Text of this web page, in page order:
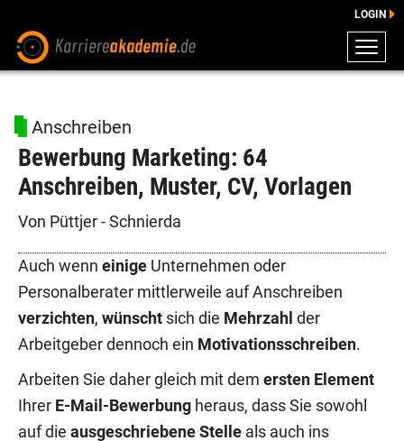
ENGLISCHE DOWNLOADS
E-LEARNING
FAQ
BERATUNG
LOGIN
Anschreiben
Bewerbung Marketing: 64
Anschreiben, Muster, CV, Vorlagen
Von Püttjer - Schnierda
Auch wenn einige Unternehmen oder
Personalberater mittlerweile auf Anschreiben
verzichten, wünscht sich die Mehrzahl der
Arbeitgeber dennoch ein Motivationsschreiben.
Arbeiten Sie daher gleich mit dem ersten Element
Ihrer E-Mail-Bewerbung heraus, dass Sie sowohl
auf die ausgeschriebene Stelle als auch ins